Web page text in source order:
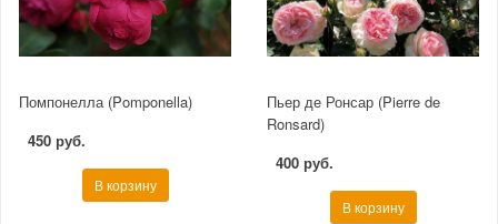
Помпонелла (Pomponella)
450 руб.
В корзину
Пьер де Ронсар (Pierre de
Ronsard)
400 руб.
В корзину